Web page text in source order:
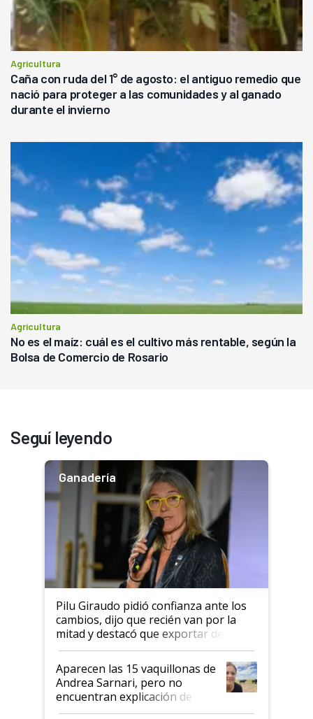
Agricultura
Caña con ruda del 1° de agosto: el antiguo remedio que
nació para proteger a las comunidades y al ganado
durante el invierno
Agricultura
No es el maíz: cuál es el cultivo más rentable, según la
Bolsa de Comercio de Rosario
Seguí leyendo
Ganadería
Pilu Giraudo pidió confianza ante los
cambios, dijo que recién van por la
mitad y destacó que exportar dejó de
ser "para unos pocos": "Tenemos un
mandato muy claro del gobierno
nacional"
Aparecen las 15 vaquillonas de
Andrea Sarnari, pero no
encuentran explicación de
cómo llegaron allí